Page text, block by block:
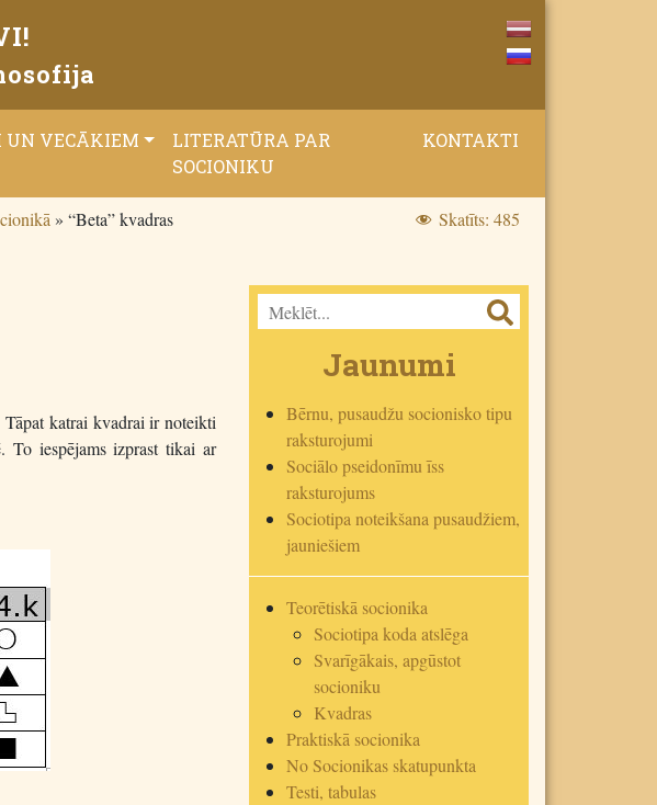
UN VECĀKIEM
LITERATŪRA PAR
SOCIONIKU
KONTAKTI
» “Beta” kvadras
Skatīts: 485
katrai kvadrai ir noteikti
iespējams izprast tikai ar
Jaunumi
Bērnu, pusaudžu socionisko tipu
raksturojumi
Sociālo pseidonīmu īss
raksturojums
Sociotipa noteikšana pusaudžiem,
jauniešiem
Teorētiskā socionika
Sociotipa koda atslēga
Svarīgākais, apgūstot
socioniku
Kvadras
Praktiskā socionika
No Socionikas skatupunkta
Testi, tabulas